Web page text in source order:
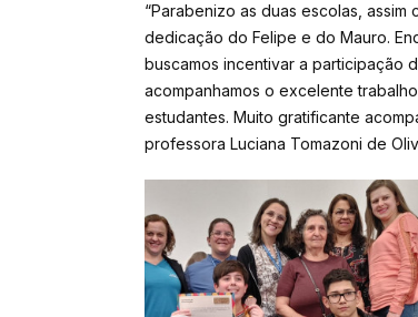
“Parabenizo as duas escolas,
dedicação do Felipe e do Mauro.
buscamos incentivar a participação
acompanhamos o excelente
estudantes. Muito gratificante
professora Luciana Tomazoni de